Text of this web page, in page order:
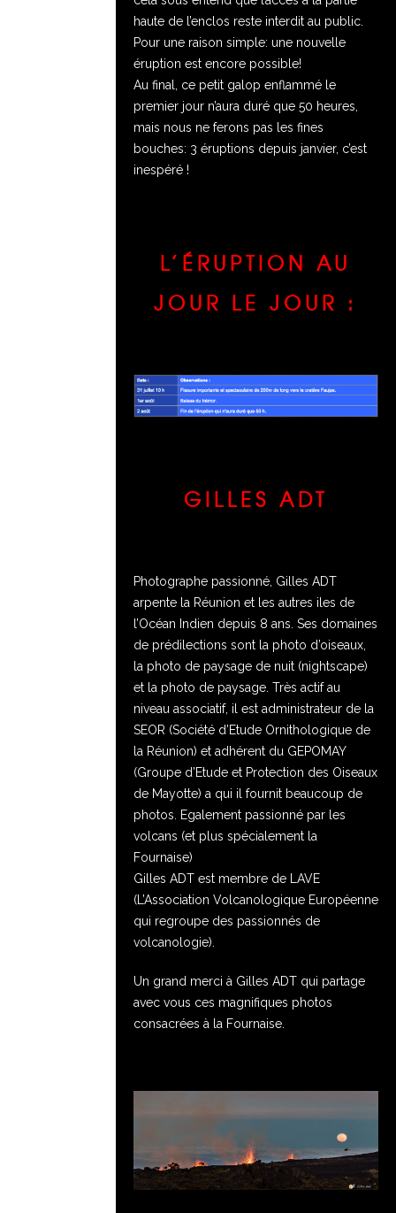
haute de l’enclos reste interdit au public.
Pour une raison simple: une nouvelle
éruption est encore possible!
Au final, ce petit galop enflammé le
premier jour n’aura duré que 50 heures,
mais nous ne ferons pas les fines
bouches: 3 éruptions depuis janvier, c’est
inespéré !
L’ÉRUPTION AU
JOUR LE JOUR :
GILLES ADT
Photographe passionné, Gilles ADT
arpente la Réunion et les autres iles de
l’Océan Indien depuis 8 ans. Ses domaines
de prédilections sont la photo d’oiseaux,
la photo de paysage de nuit (nightscape)
et la photo de paysage. Très actif au
niveau associatif, il est administrateur de la
SEOR (Société d’Etude Ornithologique de
la Réunion) et adhérent du GEPOMAY
(Groupe d’Etude et Protection des Oiseaux
de Mayotte) a qui il fournit beaucoup de
photos. Egalement passionné par les
volcans (et plus spécialement la
Fournaise)
Gilles ADT est membre de LAVE
(L’Association Volcanologique Européenne
qui regroupe des passionnés de
volcanologie).
Un grand merci à Gilles ADT qui partage
avec vous ces magnifiques photos
consacrées à la Fournaise.